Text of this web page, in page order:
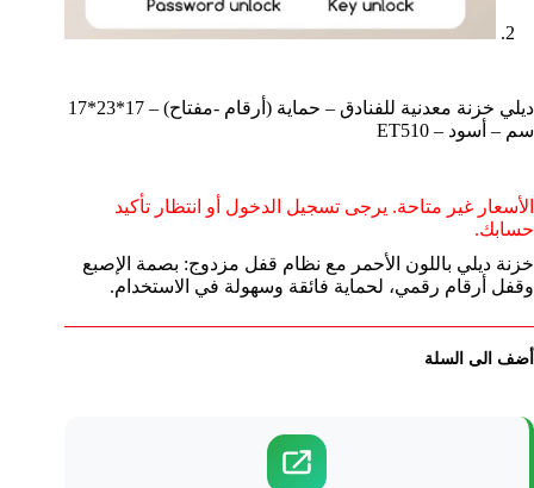
ديلي خزنة معدنية للفنادق – حماية (أرقام -مفتاح) – 17*23*17
سم – أسود – ET510
الأسعار غير متاحة. يرجى تسجيل الدخول أو انتظار تأكيد
حسابك.
خزنة ديلي باللون الأحمر مع نظام قفل مزدوج: بصمة الإصبع
وقفل أرقام رقمي، لحماية فائقة وسهولة في الاستخدام.
أضف الى السلة